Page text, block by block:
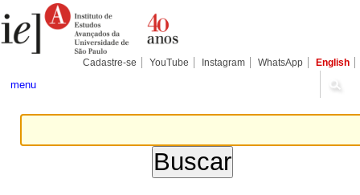
para
conteúdo.
Pessoais
Cadastre-se YouTube Instagram WhatsApp English
menu